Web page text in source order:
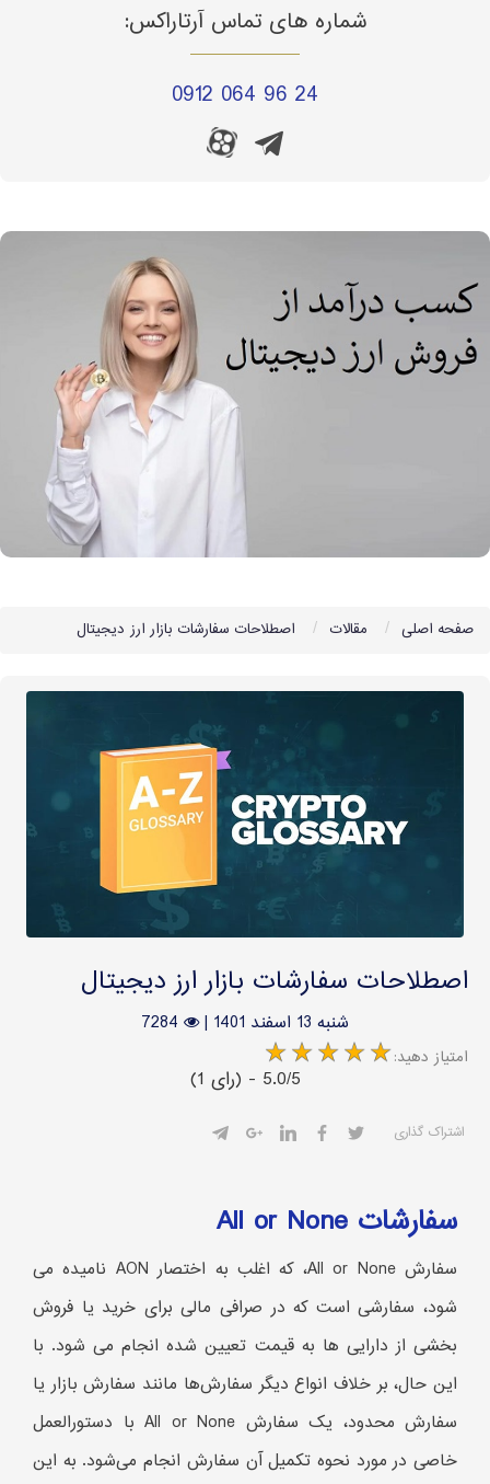
شماره های تماس آرتاراکس:
0912 064 96 24
صفحه اصلی مقالات اصطلاحات سفارشات بازار ارز دیجیتال
اصطلاحات سفارشات بازار ارز دیجیتال
شنبه 13 اسفند 1401 |
7284
:امتیاز دهید
(1 رای) - 5.0/5
اشتراک گذاری
سفارشات All or None
سفارش All or None، که اغلب به اختصار AON نامیده می
شود، سفارشی است که در صرافی مالی برای خرید یا فروش
بخشی از دارایی ها به قیمت تعیین شده انجام می شود. با
این حال، بر خلاف انواع دیگر سفارش‌ها مانند سفارش بازار یا
سفارش محدود، یک سفارش All or None با دستورالعمل
خاصی در مورد نحوه تکمیل آن سفارش انجام می‌شود. به این